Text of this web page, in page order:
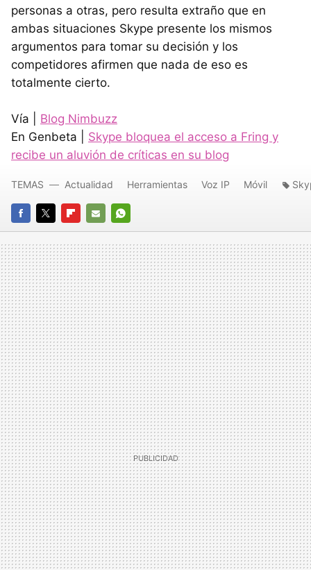
personas a otras, pero resulta extraño que en
ambas situaciones Skype presente los mismos
argumentos para tomar su decisión y los
competidores afirmen que nada de eso es
totalmente cierto.
Vía | Blog Nimbuzz
En Genbeta | Skype bloquea el acceso a Fring y
recibe un aluvión de críticas en su blog
FACEBOOK
TWITTERFLIPBOARD
E-
MAIL
WHATSAPP
TEMAS Actualidad Herramientas Voz IP Móvil